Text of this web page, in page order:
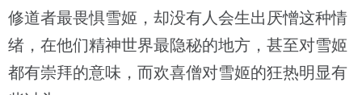
修道者最畏惧雪姬，却没有人会生出厌憎这种情
绪，在他们精神世界最隐秘的地方，甚至对雪姬
都有崇拜的意味，而欢喜僧对雪姬的狂热明显有